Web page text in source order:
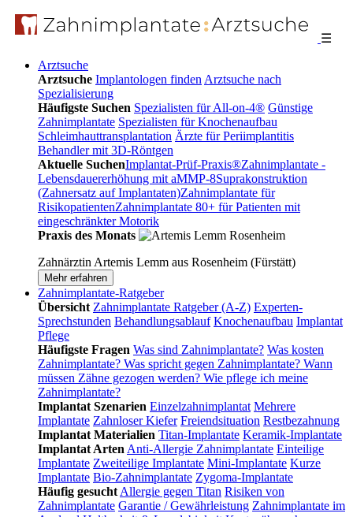
☰
Arztsuche
Arztsuche Implantologen finden Arztsuche nach
Spezialisierung
Häufigste Suchen Spezialisten für All-on-4® Günstige
Zahnimplantate Spezialisten für Knochenaufbau
Schleimhauttransplantation Ärzte für Periimplantitis
Behandler mit 3D-Röntgen
Aktuelle SuchenImplantat-Prüf-Praxis®Zahnimplantate -
Lebensdauererhöhung mit aMMP-8Suprakonstruktion
(Zahnersatz auf Implantaten)Zahnimplantate für
RisikopatientenZahnimplantate 80+ für Patienten mit
eingeschränkter Motorik
Praxis des Monats
Zahnärztin Artemis Lemm aus Rosenheim (Fürstätt)
Mehr erfahren
Zahnimplantate-Ratgeber
Übersicht Zahnimplantate Ratgeber (A-Z) Experten-
Sprechstunden Behandlungsablauf Knochenaufbau Implantat
Pflege
Häufigste Fragen Was sind Zahnimplantate? Was kosten
Zahnimplantate? Was spricht gegen Zahnimplantate? Wann
müssen Zähne gezogen werden? Wie pflege ich meine
Zahnimplantate?
Implantat Szenarien Einzelzahnimplantat Mehrere
Implantate Zahnloser Kiefer Freiendsituation Restbezahnung
Implantat Materialien Titan-Implantate Keramik-Implantate
Implantat Arten Anti-Allergie Zahnimplantate Einteilige
Implantate Zweiteilige Implantate Mini-Implantate Kurze
Implantate Bio-Zahnimplantate Zygoma-Implantate
Häufig gesucht Allergie gegen Titan Risiken von
Zahnimplantate Garantie / Gewährleistung Zahnimplantate im